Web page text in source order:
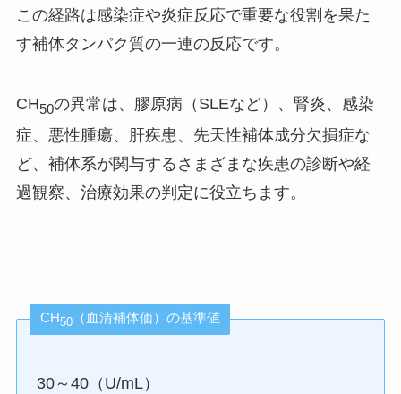
この経路は感染症や炎症反応で重要な役割を果た
す補体タンパク質の一連の反応です。
CH50の異常は、膠原病（SLEなど）、腎炎、感染
症、悪性腫瘍、肝疾患、先天性補体成分欠損症な
ど、補体系が関与するさまざまな疾患の診断や経
過観察、治療効果の判定に役立ちます。
CH50（血清補体価）の基準値
30～40（U/mL）